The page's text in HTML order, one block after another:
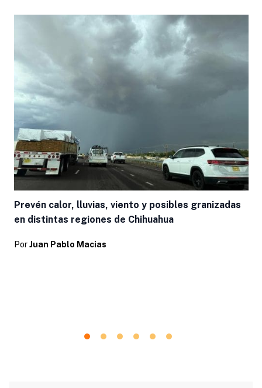
Prevén calor, lluvias, viento y posibles granizadas
en distintas regiones de Chihuahua
Por Juan Pablo Macias